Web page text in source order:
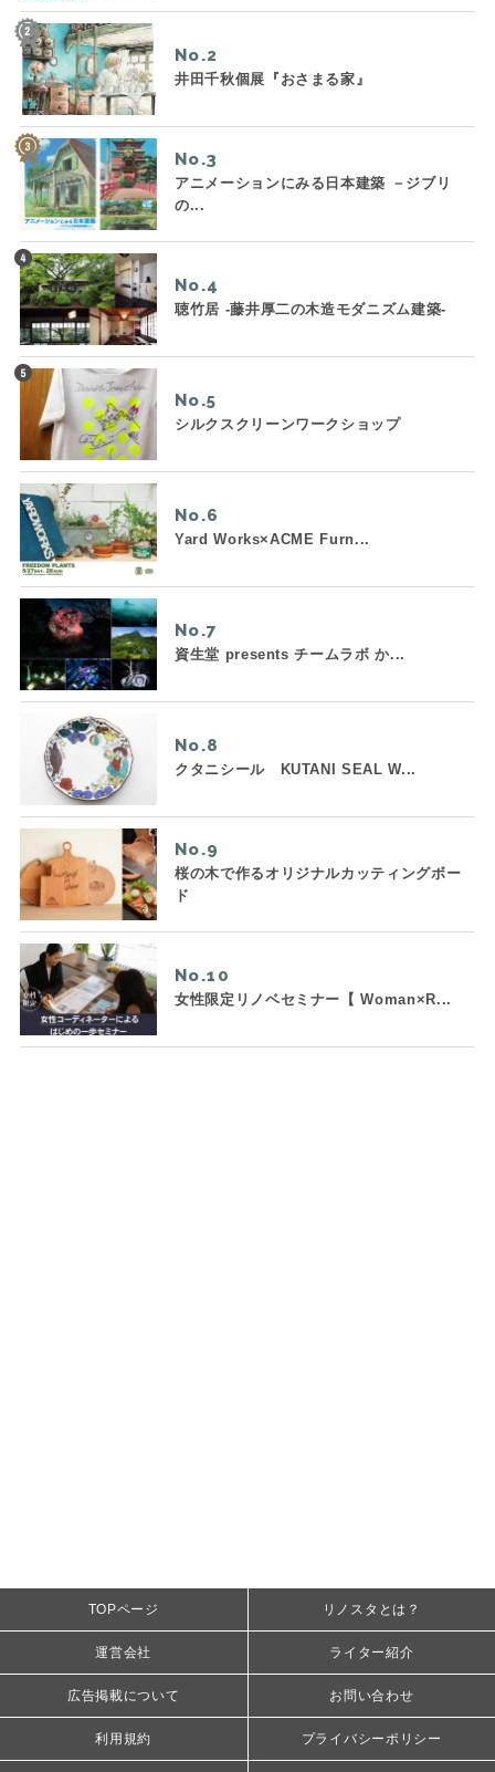
No.
井田千秋個展『おさまる家』
No.
アニメーションにみる日本建築 －ジブリ
の...
No.
聴竹居 -藤井厚二の木造モダニズム建築-
No.
シルクスクリーンワークショップ
No.
Yard Works×ACME Furn...
No.
資生堂 presents チームラボ か...
No.
クタニシール KUTANI SEAL W...
No.
桜の木で作るオリジナルカッティングボー
ド
No.
女性限定リノベセミナー【 Woman×R...
TOPページ リノスタとは？
運営会社 ライター紹介
広告掲載について お問い合わせ
利用規約 プライバシーポリシー